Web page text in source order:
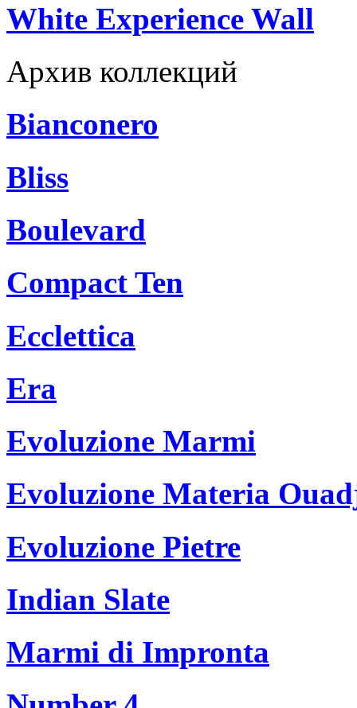
White Experience Wall
Архив коллекций
Bianconero
Bliss
Boulevard
Compact Ten
Ecclettica
Era
Evoluzione Marmi
Evoluzione Materia
Evoluzione Pietre
Indian Slate
Marmi di Impronta